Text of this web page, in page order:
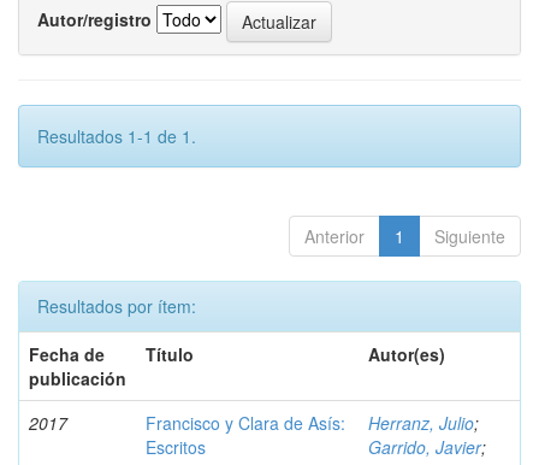
Autor/registro
Resultados 1-1 de 1.
Anterior 1 Siguiente
Resultados por ítem:
Fecha de
publicación
Título Autor(es)
2017
Francisco y Clara de Asís:
Escritos
Herranz, Julio;
Garrido, Javier;